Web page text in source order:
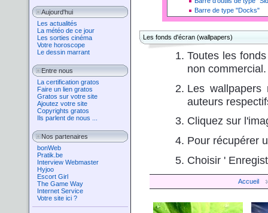
Aujourd'hui
Les actualités
La météo de ce jour
Les sorties cinéma
Votre horoscope
Le dessin marrant
Entre nous
La certification gratos
Faire un lien gratos
Gratos sur votre site
Ajoutez votre site
Copyrights gratos
Ils parlent de nous ...
Nos partenaires
bonWeb
Pratik.be
Interview Webmaster
Hyjoo
Escort Girl
The Game Way
Internet Service
Votre site ici ?
Barre de type "Docks"
Les fonds d'écran (wallpapers)
Toutes les
non commercial.
Les wallpapers
auteurs
Cliquez sur
Pour récupérer
Choisir '
Accueil